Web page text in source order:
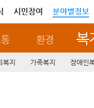
시민참여 분야별정보
환경 복
복지 가족복지 장애인